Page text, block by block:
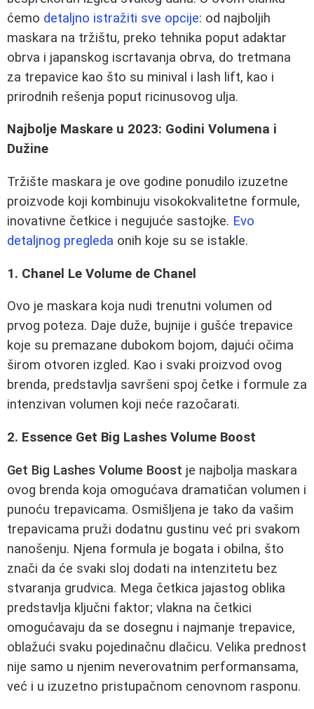
ćemo detaljno istražiti sve opcije: od najboljih
maskara na tržištu, preko tehnika poput adaktar
obrva i japanskog iscrtavanja obrva, do tretmana
za trepavice kao što su minival i lash lift, kao i
prirodnih rešenja poput ricinusovog ulja.
Najbolje Maskare u 2023: Godini Volumena i
Dužine
Tržište maskara je ove godine ponudilo izuzetne
proizvode koji kombinuju visokokvalitetne formule,
inovativne četkice i negujuće sastojke. Evo
detaljnog pregleda onih koje su se istakle.
1. Chanel Le Volume de Chanel
Ovo je maskara koja nudi trenutni volumen od
prvog poteza. Daje duže, bujnije i gušće trepavice
koje su premazane dubokom bojom, dajući očima
širom otvoren izgled. Kao i svaki proizvod ovog
brenda, predstavlja savršeni spoj četke i formule za
intenzivan volumen koji neće razočarati.
2. Essence Get Big Lashes Volume Boost
Get Big Lashes Volume Boost je najbolja maskara
ovog brenda koja omogućava dramatičan volumen i
punoću trepavicama. Osmišljena je tako da vašim
trepavicama pruži dodatnu gustinu već pri svakom
nanošenju. Njena formula je bogata i obilna, što
znači da će svaki sloj dodati na intenzitetu bez
stvaranja grudvica. Mega četkica jajastog oblika
predstavlja ključni faktor; vlakna na četkici
omogućavaju da se dosegnu i najmanje trepavice,
oblažući svaku pojedinačnu dlačicu. Velika prednost
nije samo u njenim neverovatnim performansama,
već i u izuzetno pristupačnom cenovnom rasponu.